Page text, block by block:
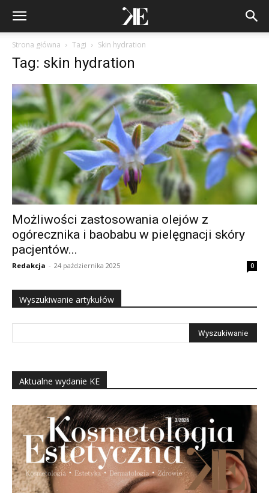
Strona główna Tagi Skin hydration
Tag: skin hydration
Możliwości zastosowania olejów z
ogórecznika i baobabu w pielęgnacji skóry
pacjentów...
Redakcja - 24 października 2025 0
Wyszukiwanie artykułów
Aktualne wydanie KE